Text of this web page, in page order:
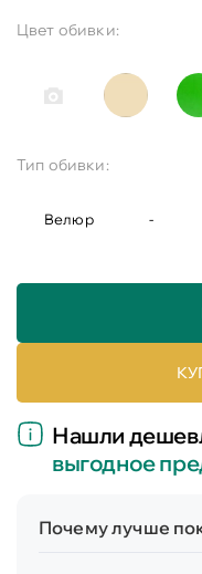
Цвет обивки:
Тип обивки:
Велюр -
Нашли
выгодное
Почему лучше